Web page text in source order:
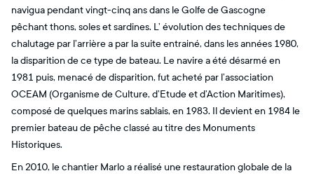
navigua pendant vingt-cinq ans dans le Golfe de Gascogne
pêchant thons, soles et sardines. L’ évolution des techniques de
chalutage par l’arrière a par la suite entrainé, dans les années 1980,
la disparition de ce type de bateau. Le navire a été désarmé en
1981 puis, menacé de disparition, fut acheté par l’association
OCEAM (Organisme de Culture, d’Etude et d’Action Maritimes),
composé de quelques marins sablais, en 1983. Il devient en 1984 le
premier bateau de pêche classé au titre des Monuments
Historiques.
En 2010, le chantier Marlo a réalisé une restauration globale de la